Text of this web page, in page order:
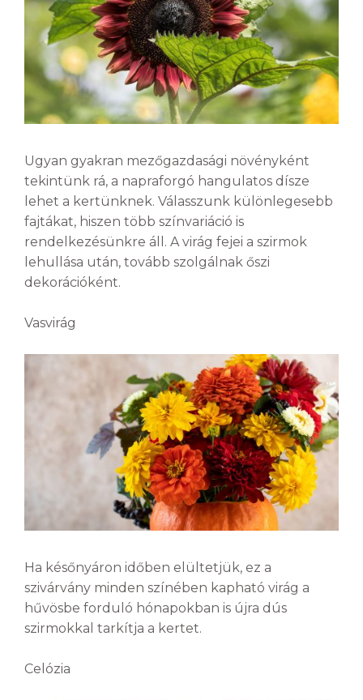
Ugyan gyakran mezőgazdasági növényként
tekintünk rá, a napraforgó hangulatos dísze
lehet a kertünknek. Válasszunk különlegesebb
fajtákat, hiszen több színvariáció is
rendelkezésünkre áll. A virág fejei a szirmok
lehullása után, tovább szolgálnak őszi
dekorációként.
Vasvirág
Ha későnyáron időben elültetjük, ez a
szivárvány minden színében kapható virág a
hűvösbe forduló hónapokban is újra dús
szirmokkal tarkítja a kertet.
Celózia